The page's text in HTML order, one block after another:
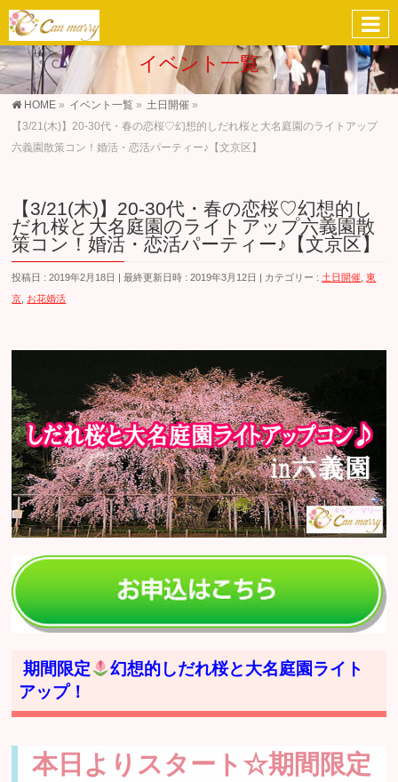
イベント一覧
HOME » イベント一覧 » 土日開催 »
【3/21(木)】20-30代・春の恋桜♡幻想的しだれ桜と大名庭園のライトアップ
六義園散策コン！婚活・恋活パーティー♪【文京区】
【3/21(木)】20-30代・春の恋桜♡幻想的し
だれ桜と大名庭園のライトアップ六義園散
策コン！婚活・恋活パーティー♪【文京区】
投稿日 : 2019年2月18日 最終更新日時 : 2019年3月12日 カテゴリー : 土日開催 ,東
京 お花婚活
期間限定
幻想的しだれ桜と大名庭園ライト
アップ！
本日よりスタート☆期間限定